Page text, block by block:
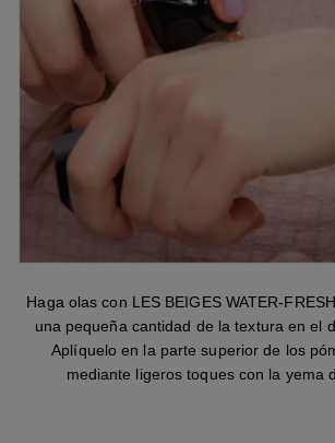
Haga olas con LES BEIGES WATER-
una pequeña cantidad de la textura en el
Aplíquelo en la parte superior de los
mediante ligeros toques con la yema